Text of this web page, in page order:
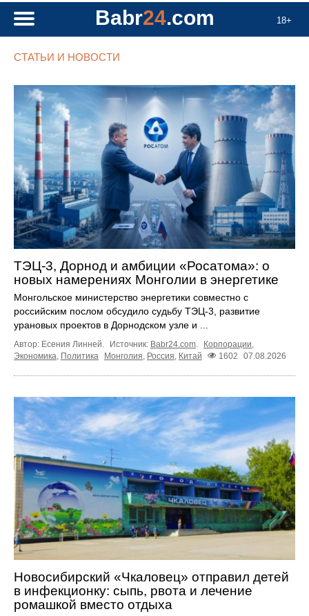
18+
Babr24.com
СТАТЬИ И НОВОСТИ
ТЭЦ-3, Дорнод и амбиции «Росатома»: о
новых намерениях Монголии в энергетике
Монгольское министерство энергетики совместно с
российским послом обсудило судьбу ТЭЦ‑3, развитие
урановых проектов в Дорнодском узле и ...
Автор: Есения Линней. Источник: Babr24.com Корпорации
Экономика Политика Монголия Россия Китай 1602 07.08.2026
Новосибирский «Чкаловец» отправил детей
в инфекционку: сыпь, рвота и лечение
ромашкой вместо отдыха